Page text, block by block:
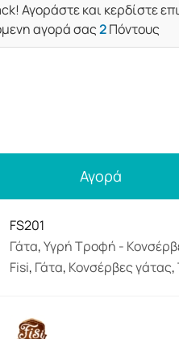
Αγοράστε και κερδίστε
αγορά σας2Πόντους
Αγορά
FS201
Γάτα,Υγρή Τροφή -
Fisi, Γάτα, Κονσέρβες γάτας,